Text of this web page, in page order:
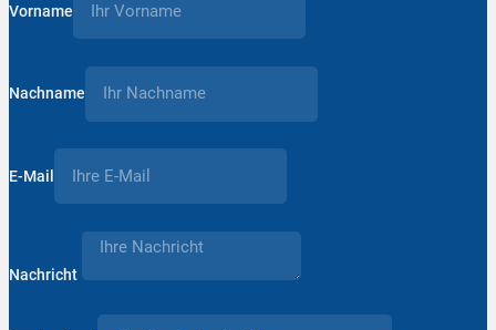
Vorname
Nachname
E-Mail
Nachricht